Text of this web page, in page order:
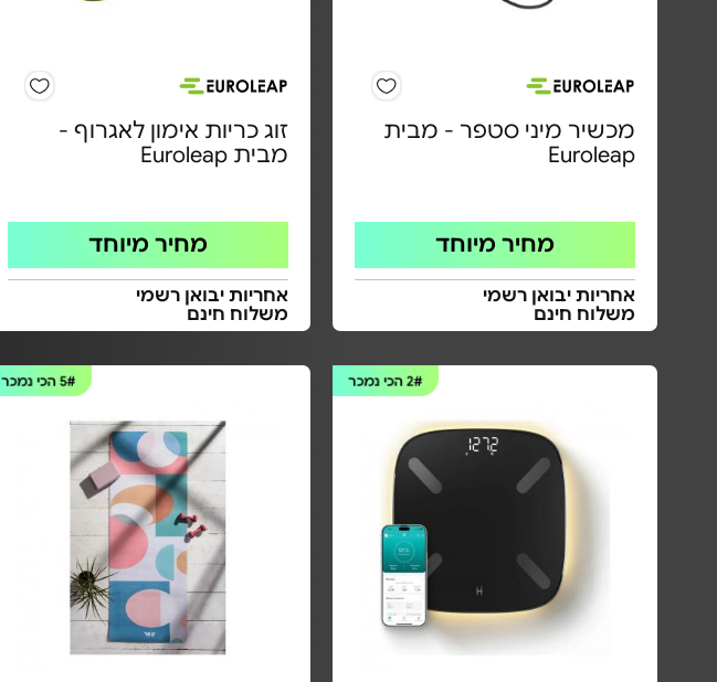
מכשיר מיני סטפר - מבית
Euroleap
מחיר מיוחד
אחריות יבואן רשמי
משלוח חינם
זוג כריות אימון לאגרוף -
מבית Euroleap
מחיר מיוחד
אחריות יבואן רשמי
משלוח חינם
2#הכי נמכר 5#הכי נמכר